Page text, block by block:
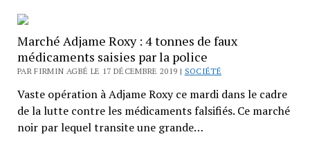
Marché Adjame Roxy : 4 tonnes de faux
médicaments saisies par la police
PAR FIRMIN AGBÉ LE 17 DÉCEMBRE 2019 | SOCIÉTÉ
Vaste opération à Adjame Roxy ce mardi dans le cadre
de la lutte contre les médicaments falsifiés. Ce marché
noir par lequel transite une grande…